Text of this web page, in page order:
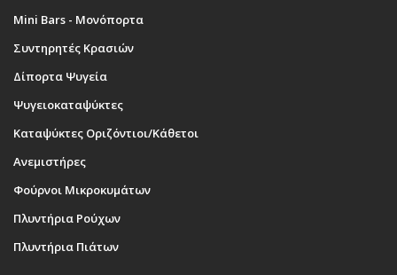
Mini Bars - Μονόπορτα
Συντηρητές Κρασιών
Δίπορτα Ψυγεία
Ψυγειοκαταψύκτες
Καταψύκτες Οριζόντιοι/Κάθετοι
Ανεμιστήρες
Φούρνοι Μικροκυμάτων
Πλυντήρια Ρούχων
Πλυντήρια Πιάτων